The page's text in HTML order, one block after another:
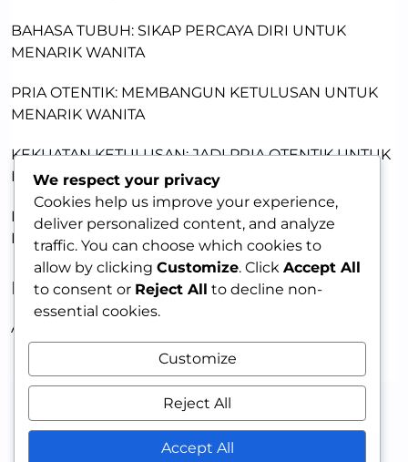
BAHASA TUBUH: SIKAP PERCAYA DIRI UNTUK
MENARIK WANITA
PRIA OTENTIK: MEMBANGUN KETULUSAN UNTUK
MENARIK WANITA
KEKUATAN KETULUSAN: JADI PRIA OTENTIK UNTUK
DAYA TARIK
PRIA MENARIK: MEMBANGUN KEPERCAYAAN DIRI
DENGAN KETULUSAN
RECENT COMMENTS
A WordPress Commenter
We respect your privacy
Cookies help us improve your experience,
deliver personalized content, and analyze
traffic. You can choose which cookies to
allow by clicking Customize. Click Accept All
to consent or Reject All to decline non-
essential cookies.
Customize
Reject All
Accept All